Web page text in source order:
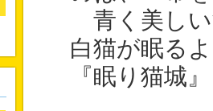
青く美しい
白猫が眠る
『眠り猫城